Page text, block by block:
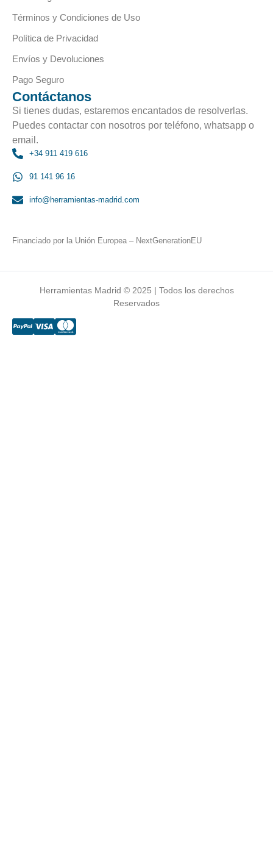
Términos y Condiciones de Uso
Política de Privacidad
Envíos y Devoluciones
Pago Seguro
Contáctanos
Si tienes dudas, estaremos encantados de resolverlas.
Puedes contactar con nosotros por teléfono, whatsapp o
email.
+34 911 419 616
91 141 96 16
info@herramientas-madrid.com
Financiado por la Unión Europea – NextGenerationEU
Herramientas Madrid © 2025 | Todos los derechos
Reservados